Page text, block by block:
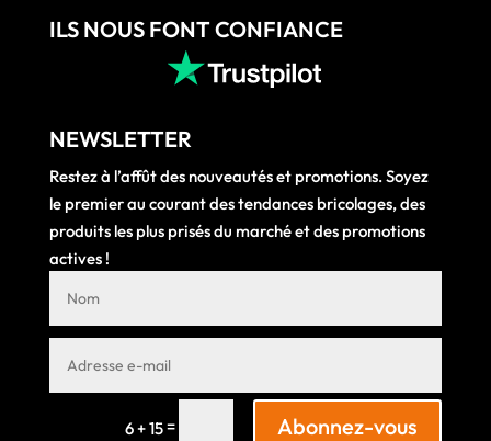
ILS NOUS FONT CONFIANCE
NEWSLETTER
Restez à l’affût des nouveautés et promotions. Soyez
le premier au courant des tendances bricolages, des
produits les plus prisés du marché et des promotions
actives !
6 + 15= Abonnez-vous